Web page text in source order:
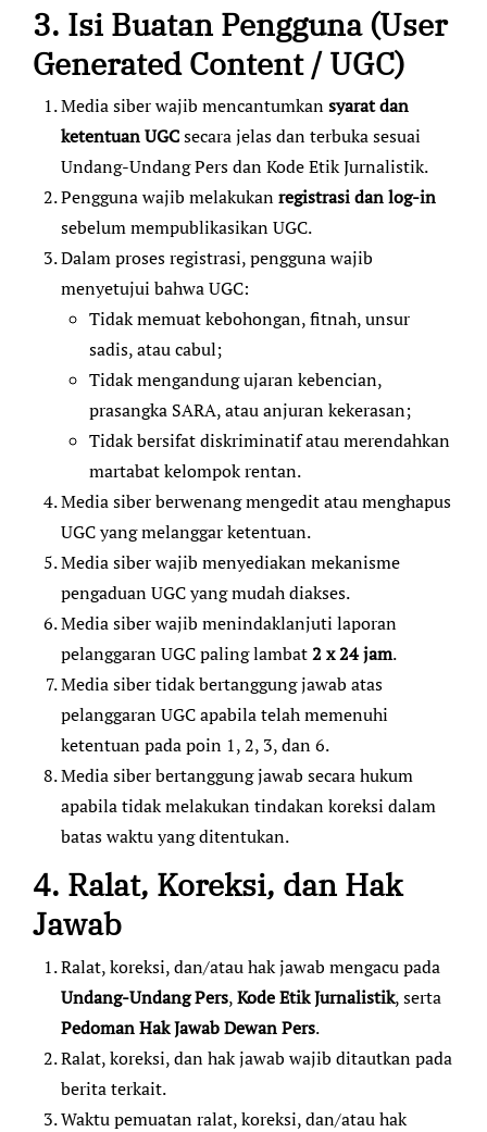
3. Isi Buatan Pengguna (User
Generated Content / UGC)
Media siber wajib mencantumkansyarat dan
ketentuan UGCsecara jelas dan terbuka sesuai
Undang-Undang Pers dan Kode Etik Jurnalistik.
Pengguna wajib melakukanregistrasi dan log-in
sebelum mempublikasikan UGC.
Dalam proses registrasi, pengguna wajib
menyetujui bahwa UGC:
Tidak memuat kebohongan, fitnah, unsur
sadis, atau cabul;
Tidak mengandung ujaran kebencian,
prasangka SARA, atau anjuran kekerasan;
Tidak bersifat diskriminatif atau merendahkan
martabat kelompok rentan.
Media siber berwenang mengedit atau menghapus
UGC yang melanggar ketentuan.
Media siber wajib menyediakan mekanisme
pengaduan UGC yang mudah diakses.
Media siber wajib menindaklanjuti laporan
pelanggaran UGC paling lambat2 x 24 jam.
Media siber tidak bertanggung jawab atas
pelanggaran UGC apabila telah memenuhi
ketentuan pada poin 1, 2, 3, dan 6.
Media siber bertanggung jawab secara hukum
apabila tidak melakukan tindakan koreksi dalam
batas waktu yang ditentukan.
4. Ralat, Koreksi, dan Hak
Jawab
Ralat, koreksi, dan/atau hak jawab mengacu pada
Undang-Undang Pers,Kode Etik Jurnalistik, serta
Pedoman Hak Jawab Dewan Pers.
Ralat, koreksi, dan hak jawab wajib ditautkan pada
berita terkait.
Waktu pemuatan ralat, koreksi, dan/atau hak